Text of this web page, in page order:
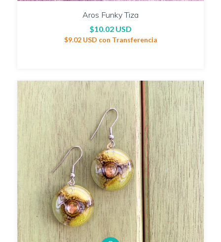
Aros Funky Tiza
$10.02 USD
$9.02 USD con Transferencia